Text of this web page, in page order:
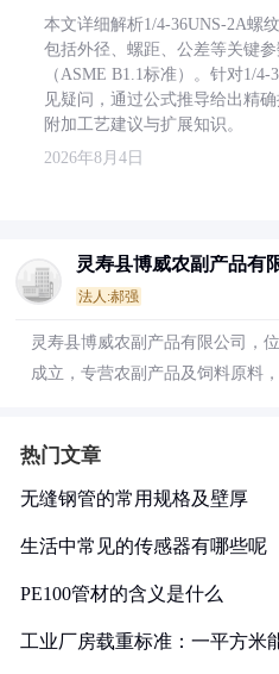
本文详细解析1/4-36UNS-2A螺
包括外径、螺距、公差等关键
（ASME B1.1标准）。针对1/
见疑问，通过公式推导给出精
附加工艺建议与扩展知识。
2026年8月4日
灵寿县博威农副产品有
法人:郝强
灵寿县博威农副产品有限公司，
成立，专营农副产品及饲料原料
热门文章
无缝钢管的常用规格及壁厚
生活中常见的传感器有哪些呢
PE100管材的含义是什么
工业厂房载重标准：一平方米